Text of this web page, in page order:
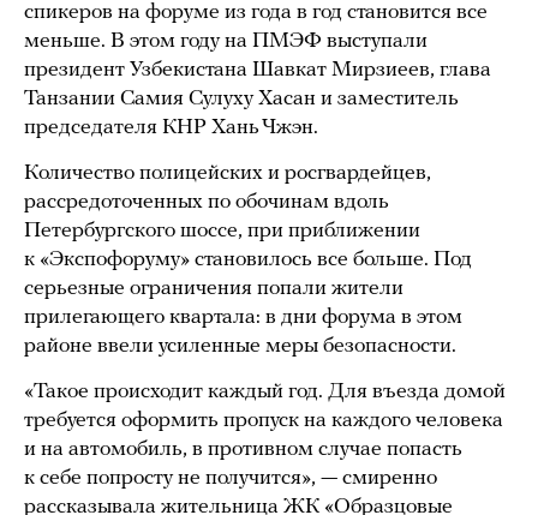
спикеров на форуме из года в год становится все
меньше. В этом году на ПМЭФ выступали
президент Узбекистана Шавкат Мирзиеев, глава
Танзании Самия Сулуху Хасан и заместитель
председателя КНР Хань Чжэн.
Количество полицейских и росгвардейцев,
рассредоточенных по обочинам вдоль
Петербургского шоссе, при приближении
к «Экспофоруму» становилось все больше. Под
серьезные ограничения попали жители
прилегающего квартала: в дни форума в этом
районе ввели усиленные меры безопасности.
«Такое происходит каждый год. Для въезда домой
требуется оформить пропуск на каждого человека
и на автомобиль, в противном случае попасть
к себе попросту не получится», — смиренно
рассказывала жительница ЖК «Образцовые